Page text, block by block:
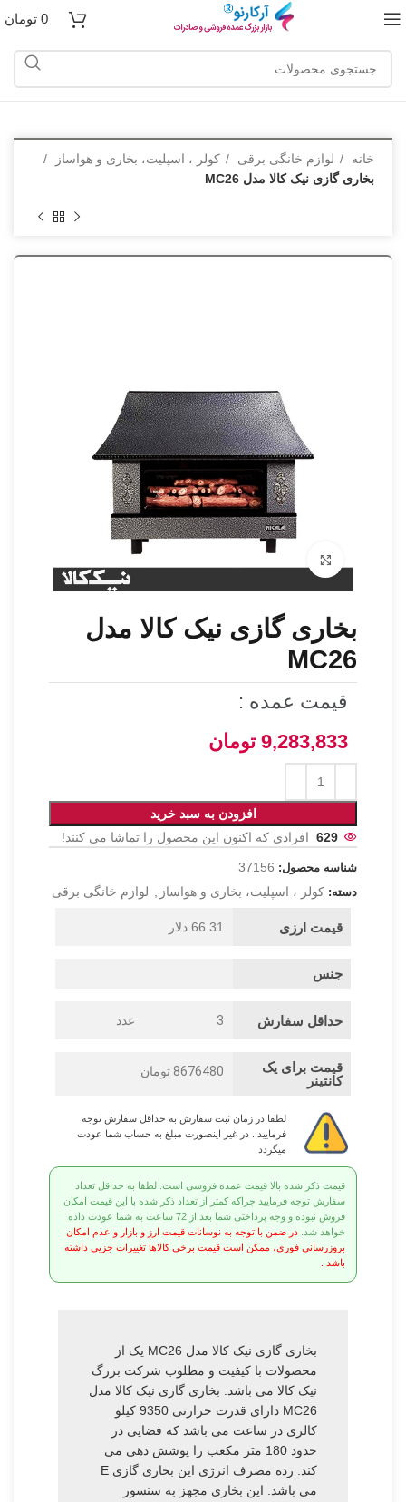
0 تومان
خانه لوازم خانگی برقی
کولر ، اسپلیت، بخاری و هواساز
بخاری گازی نیک کالا مدل MC26
بخاری گازی نیک کالا مدل
MC26
قیمت عمده :
9,283,833 تومان
افزودن به سبد خرید
629 افرادی که اکنون این محصول را تماشا می کنند!
شناسه محصول: 37156
دسته: کولر ، اسپلیت، بخاری و هواساز لوازم خانگی برقی
قیمت ارزی 66.31 دلار
جنس
حداقل سفارش 3 عدد
قیمت برای یک
کانتینر
8676480 تومان
لطفا در زمان ثبت سفارش به حداقل سفارش توجه
فرمایید . در غیر اینصورت مبلغ به حساب شما عودت
میگردد
قیمت ذکر شده بالا قیمت عمده فروشی است. لطفا به حداقل تعداد
سفارش توجه فرمایید چراکه کمتر از تعداد ذکر شده با این قیمت امکان
فروش نبوده و وجه پرداختی شما بعد از 72 ساعت به شما عودت داده
خواهد شد. در ضمن با توجه به نوسانات قیمت ارز و بازار و عدم امکان
بروزرسانی فوری، ممکن است قیمت برخی کالاها تغییرات جزیی داشته
باشد .
بخاری گازی نیک کالا مدل MC26 یک از
محصولات با کیفیت و مطلوب شرکت بزرگ
نیک کالا می باشد. بخاری گازی نیک کالا مدل
MC26 دارای قدرت حرارتی 9350 کیلو
کالری در ساعت می باشد که فضایی در
حدود 180 متر مکعب را پوشش دهی می
کند. رده مصرف انرژی این بخاری گازی E
می باشد. این بخاری مجهز به سنسور